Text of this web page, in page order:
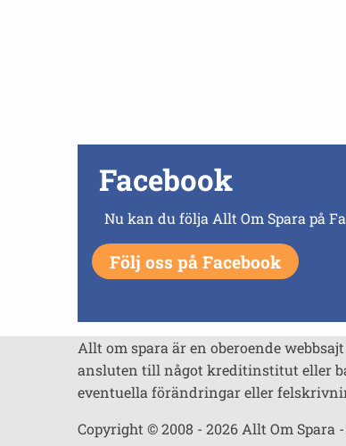
Facebook
Nu kan du följa Allt Om Spara på
Följ oss på Facebook
Allt om spara är en oberoende
ansluten till något kreditinstitut eller
eventuella förändringar eller
Copyright © 2008 - 2026 Allt Om Spara